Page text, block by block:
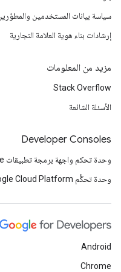
سياسة بيانات المستخدمين
إرشادات بناء هوية العلامة التجارية
مزيد من المعلومات
Stack Overflow
الأسئلة الشائعة
Developer Consoles
وحدة تحكم واجهة برمجة تطبيقات Google
وحدة تحكُّم Google Cloud Platform
Android
Chrome